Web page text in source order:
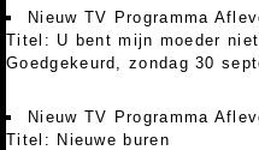
Nieuw TV Programma
Titel: U bent mijn moeder niet
Goedgekeurd, zondag 30
Nieuw TV Programma
Titel: Nieuwe buren